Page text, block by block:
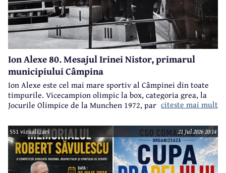
Ion Alexe 80. Mesajul Irinei Nistor, primarul
municipiului Câmpina
Ion Alexe este cel mai mare sportiv al Câmpinei din toate
timpurile. Vicecampion olimpic la box, categoria grea, la
Jocurile Olimpice de la Munchen 1972, participant la
european, multiplu campion național, Ion Alexe va împlini
sâmbătă, 25 iulie, frumoasa vârstă de 80 ani.
citeste mai mult
551 vizualizari 21 Jul 2026 20:14